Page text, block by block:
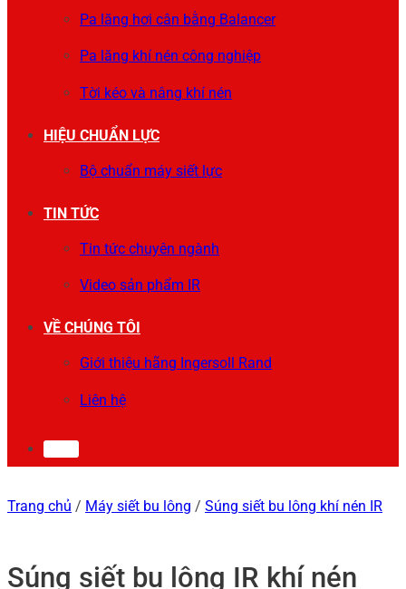
Pa lăng hơi cân bằng Balancer
Pa lăng khí nén công nghiệp
Tời kéo và nâng khí nén
HIỆU CHUẨN LỰC
Bộ chuẩn máy siết lực
TIN TỨC
Tin tức chuyên ngành
Video sản phẩm IR
VỀ CHÚNG TÔI
Giới thiệu hãng Ingersoll Rand
Liên hệ
Trang chủ / Máy siết bu lông / Súng siết bu lông khí nén IR
Súng siết bu lông IR khí nén